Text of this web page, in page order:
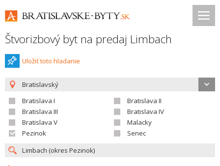
Štvorizbový byt na predaj Limbach
Uložiť toto hladanie
Bratislavský
Bratislava I
Bratislava II
Bratislava III
Bratislava IV
Bratislava V
Malacky
Pezinok
Senec